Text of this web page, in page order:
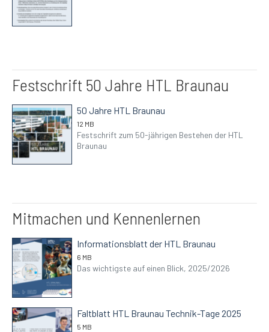
Festschrift 50 Jahre HTL Braunau
50 Jahre HTL Braunau
12 MB
Festschrift zum 50-jährigen Bestehen der HTL
Braunau
Mitmachen und Kennenlernen
Informationsblatt der HTL Braunau
6 MB
Das wichtigste auf einen Blick, 2025/2026
Faltblatt HTL Braunau Technik-Tage 2025
5 MB